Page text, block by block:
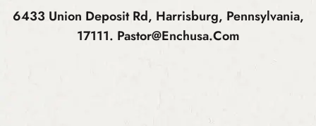
6433 Union Deposit Rd, Harrisburg, Pennsylvania,
17111. Pastor@enchusa.com